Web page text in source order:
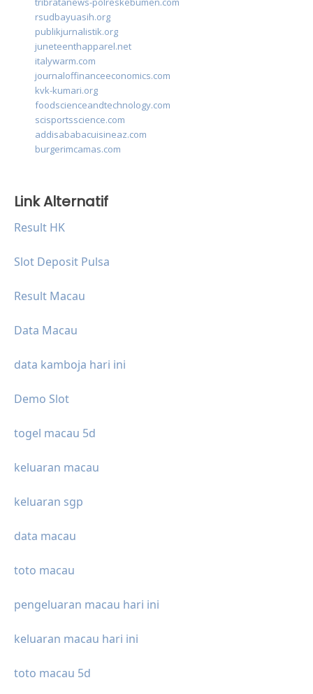
rsudbayuasih.org
publikjurnalistik.org
juneteenthapparel.net
italywarm.com
journaloffinanceeconomics.com
kvk-kumari.org
foodscienceandtechnology.com
scisportsscience.com
addisababacuisineaz.com
burgerimcamas.com
Link Alternatif
Result HK
Slot Deposit Pulsa
Result Macau
Data Macau
data kamboja hari ini
Demo Slot
togel macau 5d
keluaran macau
keluaran sgp
data macau
toto macau
pengeluaran macau hari ini
keluaran macau hari ini
toto macau 5d